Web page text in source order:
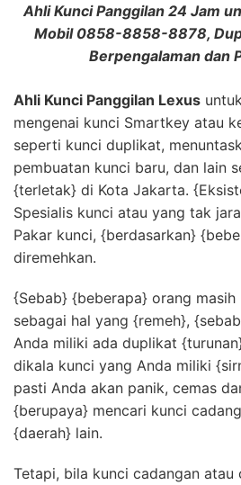
Ahli Kunci Panggilan 24 Jam
Mobil 0858-8858-8878,
Berpengalaman dan
Ahli Kunci Panggilan Lexus
mengenai kunci Smartkey atau
seperti kunci duplikat,
pembuatan kunci baru, dan lain
{terletak} di Kota Jakarta.
Spesialis kunci atau yang tak
Pakar kunci, {berdasarkan}
diremehkan.
{Sebab} {beberapa} orang masih
sebagai hal yang {remeh},
Anda miliki ada duplikat
dikala kunci yang Anda miliki
pasti Anda akan panik, cemas
{berupaya} mencari kunci
{daerah} lain.
Tetapi, bila kunci cadangan atau